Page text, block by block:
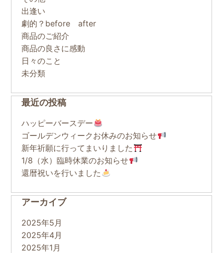
出逢い
劇的？before after
商品のご紹介
商品の良さに感動
日々のこと
未分類
最近の投稿
ハッピーバースデー
ゴールデンウィークお休みのお知らせ
新年祈願に行ってまいりました
1/8（水）臨時休業のお知らせ
還暦祝いを行いました
アーカイブ
2025年5月
2025年4月
2025年1月